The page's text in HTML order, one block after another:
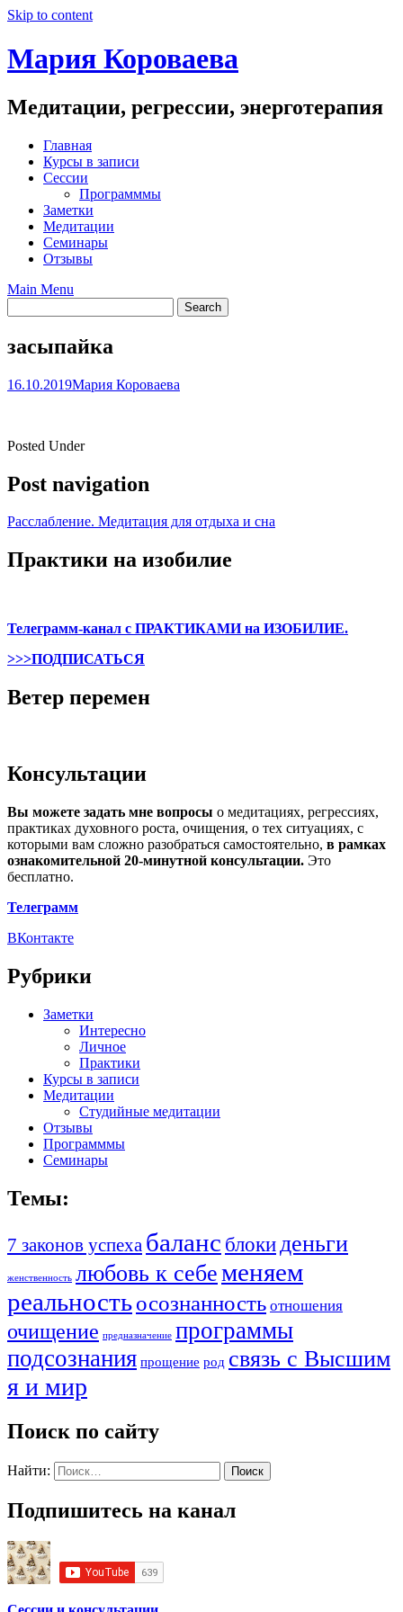
Skip to content
Мария Короваева
Медитации, регрессии, энерготерапия
Главная
Курсы в записи
Сессии
Программмы
Заметки
Медитации
Семинары
Отзывы
Main Menu
засыпайка
16.10.2019Мария Короваева
Posted Under
Post navigation
Расслабление. Медитация для отдыха и сна
Практики на изобилие
Телеграмм-канал с ПРАКТИКАМИ на ИЗОБИЛИЕ.
>>>ПОДПИСАТЬСЯ
Ветер перемен
Консультации
Вы можете задать мне вопросы о медитациях, регрессиях,
практиках духовного роста, очищения, о тех ситуациях, с
которыми вам сложно разобраться самостоятельно, в рамках
ознакомительной 20-минутной консультации. Это
бесплатно.
Телеграмм
ВКонтакте
Рубрики
Заметки
Интересно
Личное
Практики
Курсы в записи
Медитации
Студийные медитации
Отзывы
Программмы
Семинары
Темы:
7 законов успеха баланс блокиденьги
женственность любовь к себеменяем
реальностьосознанность отношения
очищение предназначение программы
подсознания прощение род связь с Высшим
я и мир
Поиск по сайту
Найти:
Подпишитесь на канал